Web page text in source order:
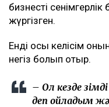
бизнесті сенімгерлік
жүргізген.
Енді осы келісім
негіз болып отыр.
– Ол кезде
деп ойладым